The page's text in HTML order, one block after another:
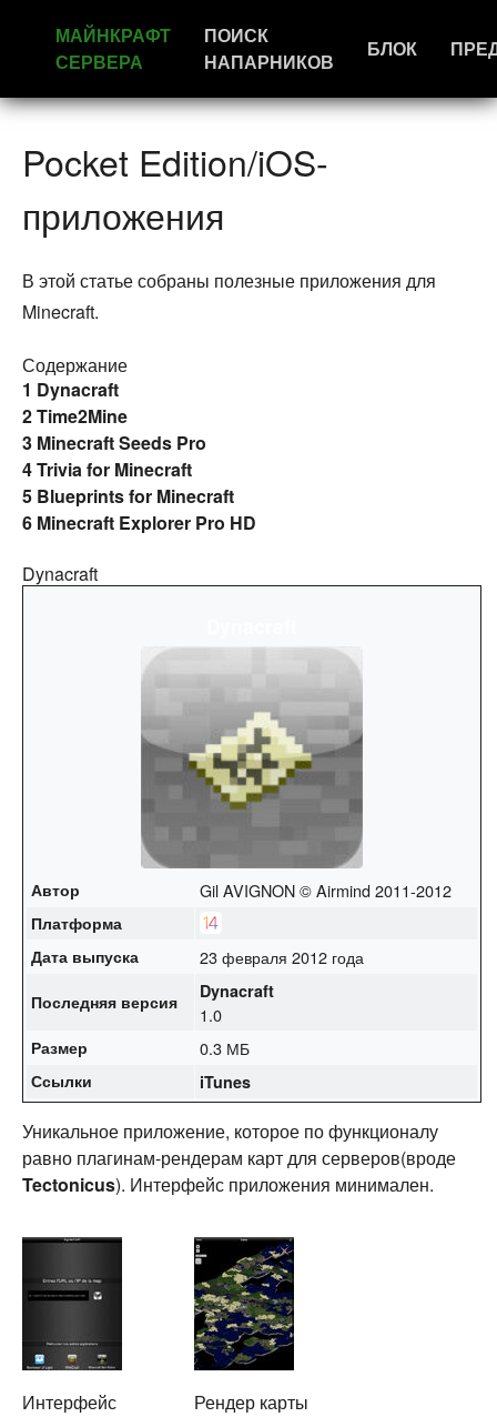
МАЙНКРАФТ
СЕРВЕРА
ПОИСК
НАПАРНИКОВ
БЛОК
Pocket Edition/iOS-
приложения
В этой статье собраны полезные приложения для
Minecraft.
Содержание
1 Dynacraft
2Time2Mine
3 Minecraft Seeds Pro
4Trivia for Minecraft
5 Blueprints for Minecraft
6 Minecraft Explorer Pro HD
Dynacraft
Автор Gil AVIGNON © Airmind 2011-2012
Платформа
Дата выпуска
23 февраля 2012 года
Последняя версия Dynacraft
1.0
Размер 0.3 МБ
Ссылки iTunes
Уникальное приложение, которое по функционалу
равно плагинам-рендерам карт для серверов(вроде
Tectonicus). Интерфейс приложения минимален.
Интерфейс
Рендер карты